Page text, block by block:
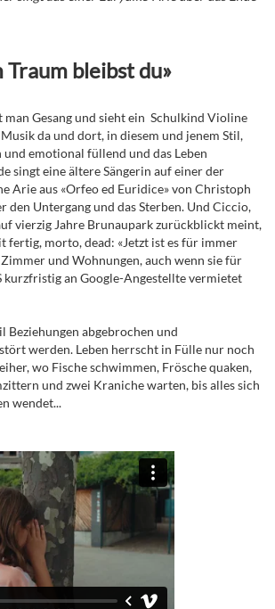
Traum bleibst du»
Gesang und sieht ein Schulkind Violine
da und dort, in diesem und jenem Stil,
und emotional füllend und das Leben
singt eine ältere Sängerin auf einer der
Arie aus «Orfeo ed Euridice» von Christoph
den Untergang und das Sterben. Und Ciccio,
vierzig Jahre Brunaupark zurückblickt meint,
fertig, morto, dead: «Jetzt ist es für immer
Zimmer und Wohnungen, auch wenn sie für
kurzfristig an Google-Angestellte vermietet
Beziehungen abgebrochen und
werden. Leben herrscht in Fülle nur noch
wo Fische schwimmen, Frösche quaken,
und zwei Kraniche warten, bis alles sich
wendet...